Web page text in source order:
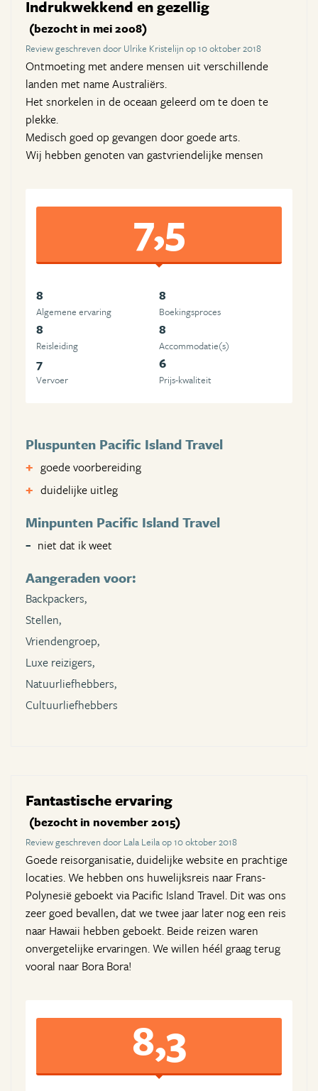
Indrukwekkend en gezellig
(bezocht in mei 2008)
Review geschreven door Ulrike Kristelijn op 10 oktober 2018
Ontmoeting met andere mensen uit verschillende
landen met name Australiërs.
Het snorkelen in de oceaan geleerd om te doen te
plekke.
Medisch goed op gevangen door goede arts.
Wij hebben genoten van gastvriendelijke mensen
7,5
8
Algemene ervaring
8
Boekingsproces
8
Reisleiding
8
Accommodatie(s)
7
Vervoer
6
Prijs-kwaliteit
Pluspunten Pacific Island Travel
goede voorbereiding
duidelijke uitleg
Minpunten Pacific Island Travel
niet dat ik weet
Aangeraden voor:
Backpackers,
Stellen,
Vriendengroep,
Luxe reizigers,
Natuurliefhebbers,
Cultuurliefhebbers
Fantastische ervaring
(bezocht in november 2015)
Review geschreven door Lala Leila op 10 oktober 2018
Goede reisorganisatie, duidelijke website en prachtige
locaties. We hebben ons huwelijksreis naar Frans-
Polynesië geboekt via Pacific Island Travel. Dit was ons
zeer goed bevallen, dat we twee jaar later nog een reis
naar Hawaii hebben geboekt. Beide reizen waren
onvergetelijke ervaringen. We willen héél graag terug
vooral naar Bora Bora!
8,3